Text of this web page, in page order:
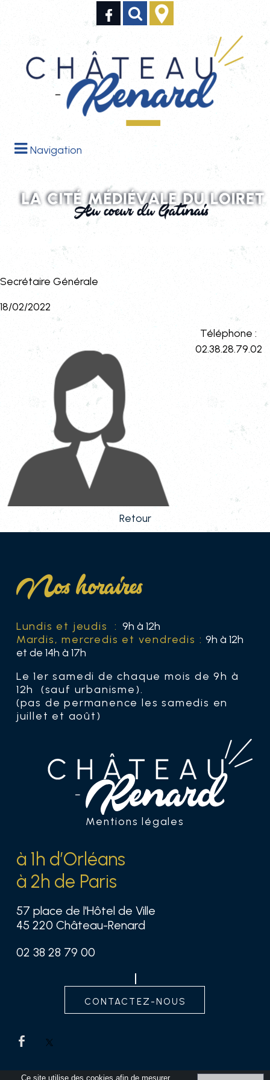
Navigation
Secrétaire Générale
18/02/2022
Téléphone :
02.38.28.79.02
Retour
Nos horaires
Lundis et jeudis : 9h à 12h
Mardis, mercredis et vendredis :9h à 12h
et de 14h à 17h
Le 1er samedi de chaque mois de 9h à
12h (sauf urbanisme).
(pas de permanence les samedis en
juillet et août)
Mentions légales
à 1h d’Orléans
à 2h de Paris
57 place de l'Hôtel de Ville
45 220 Château-Renard
02 38 28 79 00
contactez-nous
Ce site utilise des cookies afin de mesurer